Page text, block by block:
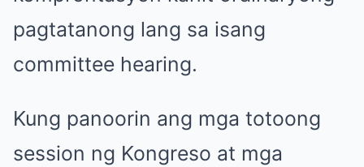
pagtatanong lang sa isang
committee hearing.
Kung panoorin ang mga totoong
session ng Kongreso at mga